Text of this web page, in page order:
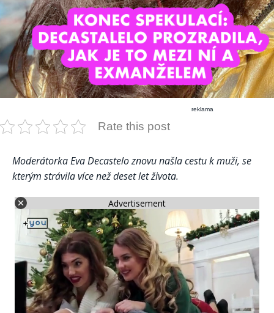
reklama
Rate this post
Moderátorka Eva Decastelo znovu našla cestu k muži, se
kterým strávila více než deset let života.
Advertisement